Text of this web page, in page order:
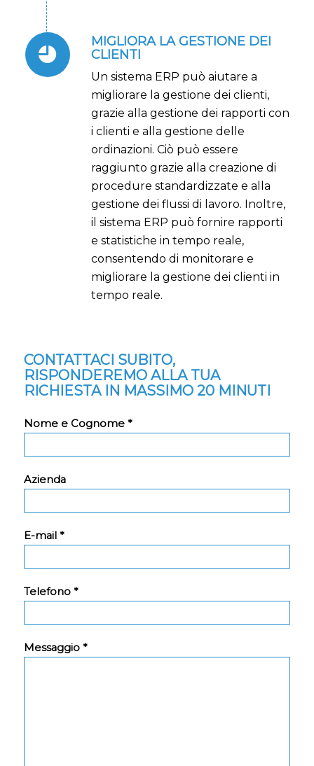
MIGLIORA LA GESTIONE DEI
CLIENTI
Un sistema ERP può aiutare a
migliorare la gestione dei clienti,
grazie alla gestione dei rapporti con
i clienti e alla gestione delle
ordinazioni. Ciò può essere
raggiunto grazie alla creazione di
procedure standardizzate e alla
gestione dei flussi di lavoro. Inoltre,
il sistema ERP può fornire rapporti
e statistiche in tempo reale,
consentendo di monitorare e
migliorare la gestione dei clienti in
tempo reale.
CONTATTACI SUBITO,
RISPONDEREMO ALLA TUA
RICHIESTA IN MASSIMO 20 MINUTI
Nome e Cognome *
Azienda
E-mail *
Telefono *
Messaggio *